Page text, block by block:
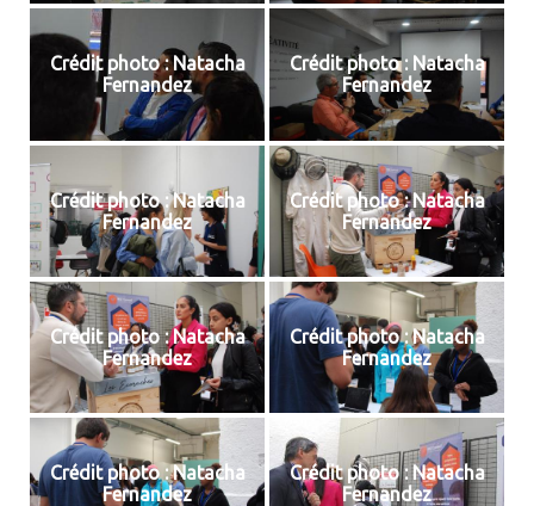
Crédit photo : Natacha
Fernandez
Crédit photo : Natacha
Fernandez
Crédit photo : Natacha
Fernandez
Crédit photo : Natacha
Fernandez
Crédit photo : Natacha
Fernandez
Crédit photo : Natacha
Fernandez
Crédit photo : Natacha
Fernandez
Crédit photo : Natacha
Fernandez